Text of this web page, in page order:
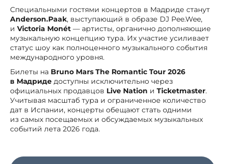
Специальными гостями концертов в Мадриде станут
Anderson.Paak, выступающий в образе DJ Pee.Wee,
и Victoria Monét — артисты, органично дополняющие
музыкальную концепцию тура. Их участие усиливает
статус шоу как полноценного музыкального события
международного уровня.
Билеты на Bruno Mars The Romantic Tour 2026
в Мадриде доступны исключительно через
официальных продавцов Live Nation и Ticketmaster.
Учитывая масштаб тура и ограниченное количество
дат в Испании, концерты обещают стать одними
из самых посещаемых и обсуждаемых музыкальных
событий лета 2026 года.